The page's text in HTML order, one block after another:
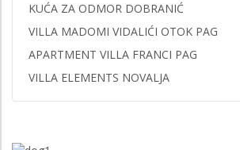
KUĆA ZA ODMOR DOBRANIĆ
VILLA MADOMI VIDALIĆI OTOK PAG
APARTMENT VILLA FRANCI PAG
VILLA ELEMENTS NOVALJA